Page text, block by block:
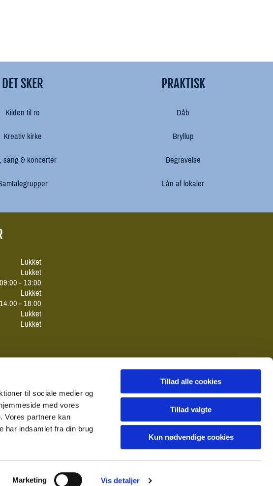
til sociale medier og
med vores
Vores partnere kan
har indsamlet fra din brug
Marketing Vis detaljer
Tillad alle cookies
Tillad valgte
Kun nødvendige cookies
DET SKER
Kilden til ro
Kreativ kirke
sang & koncerter
PRAKTISK
Dåb
Bryllup
Begravelse
Lån af lokaler
Lukket
Lukket
09:00 - 13:00
Lukket
14:00 - 18:00
Lukket
Lukket